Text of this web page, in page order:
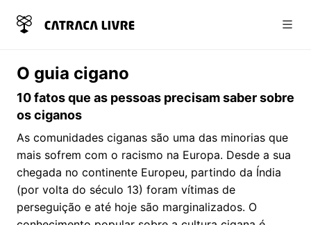
O guia cigano
10 fatos que as pessoas precisam saber sobre
os ciganos
As comunidades ciganas são uma das minorias que
mais sofrem com o racismo na Europa. Desde a sua
chegada no continente Europeu, partindo da Índia
(por volta do século 13) foram vítimas de
perseguição e até hoje são marginalizados. O